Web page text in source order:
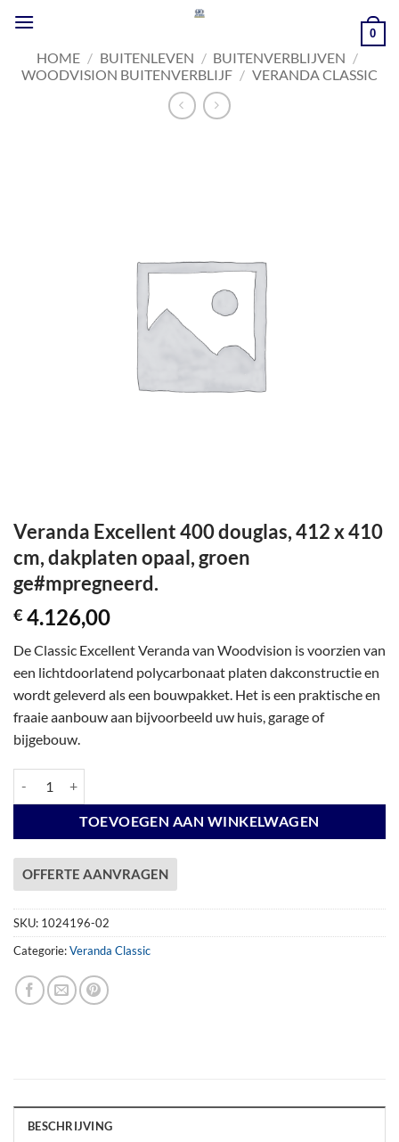
naar
inhoud
0
HOME / BUITENLEVEN / BUITENVERBLIJVEN /
WOODVISION BUITENVERBLIJF / VERANDA CLASSIC
Veranda Excellent 400 douglas, 412 x 410
cm, dakplaten opaal, groen
ge#mpregneerd.
€ 4.126,00
De Classic Excellent Veranda van Woodvision is voorzien van
een lichtdoorlatend polycarbonaat platen dakconstructie en
wordt geleverd als een bouwpakket. Het is een praktische en
fraaie aanbouw aan bijvoorbeeld uw huis, garage of
bijgebouw.
TOEVOEGEN AAN WINKELWAGEN
OFFERTE AANVRAGEN
SKU: 1024196-02
Categorie:Veranda Classic
BESCHRIJVING